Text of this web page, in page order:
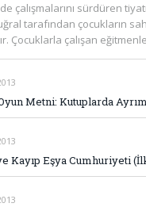
çalışmalarını sürdüren
tarafından çocukların
Çocuklarla çalışan
Metni: Kutuplarda
Kayıp Eşya Cumhuriyeti